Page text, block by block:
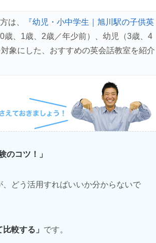
は、
『幼児・小中学生｜旭川駅の子供英
歳、1歳、2歳／年少前）、幼児（3歳、4
象にした、おすすめの英会話教室を紹介
のコツ！」
どう活用すればいいか分からないで
較する」 です。